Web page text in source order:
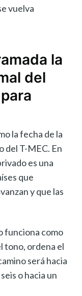
vuelva
la
del
la fecha de la
del T-MEC. En
es una
que
y que las
funciona como
tono, ordena el
será hacia
o hacia un